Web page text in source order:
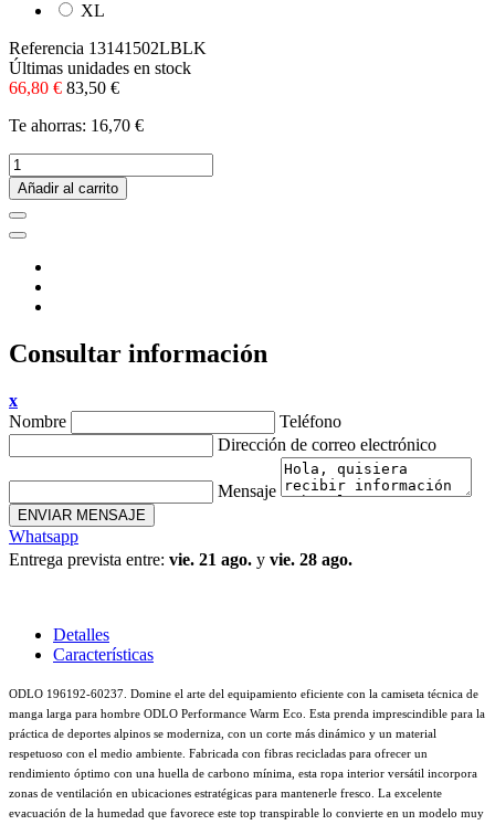
XL
Referencia 13141502LBLK
Últimas unidades en stock
66,80 € 83,50 €
Te ahorras: 16,70 €
Añadir al carrito
Consultar información
x
Nombre
Teléfono
Dirección de correo electrónico
Mensaje
ENVIAR MENSAJE
Whatsapp
Entrega prevista entre: vie. 21 ago. y vie. 28 ago.
Detalles
Características
ODLO 196192-60237. Domine el arte del equipamiento eficiente con la camiseta técnica de
manga larga para hombre ODLO Performance Warm Eco. Esta prenda imprescindible para la
práctica de deportes alpinos se moderniza, con un corte más dinámico y un material
respetuoso con el medio ambiente. Fabricada con fibras recicladas para ofrecer un
rendimiento óptimo con una huella de carbono mínima, esta ropa interior versátil incorpora
zonas de ventilación en ubicaciones estratégicas para mantenerle fresco. La excelente
evacuación de la humedad que favorece este top transpirable lo convierte en un modelo muy